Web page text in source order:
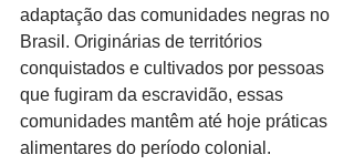
adaptação das comunidades negras no
Brasil. Originárias de territórios
conquistados e cultivados por pessoas
que fugiram da escravidão, essas
comunidades mantêm até hoje práticas
alimentares do período colonial.